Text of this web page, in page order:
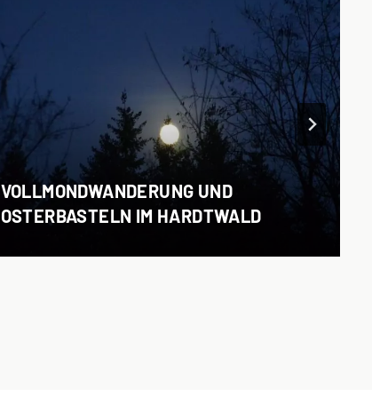
VOLLMONDWANDERUNG UND
OSTERBASTELN IM HARDTWALD